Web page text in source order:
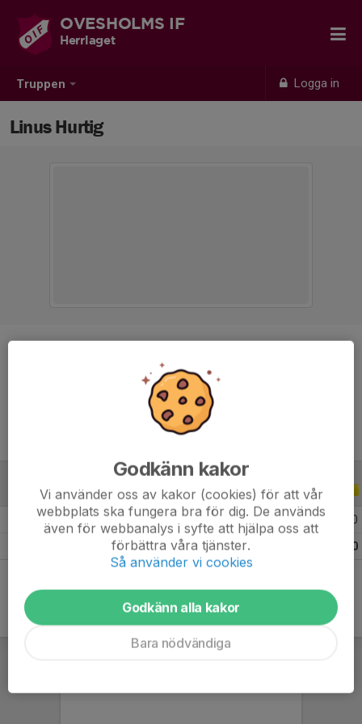
Truppen Logga in
OVESHOLMS IF
Herrlaget
Linus Hurtig
30 år
A-LAGSSERIER 2024
2024 Division 6 Herr Nordöstra B Skåne 11 0 0 0
0
Godkänn kakor
Vi använder oss av kakor (cookies) för att vår
webbplats ska fungera bra för dig. De används
även för webbanalys i syfte att hjälpa oss att
förbättra våra tjänster.
Så använder vi cookies
Godkänn alla kakor
Bara nödvändiga